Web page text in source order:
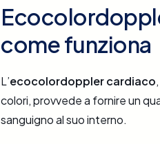
come funziona
L’ecocolordoppler cardiaco
colori, provvede a fornire un
sanguigno al suo interno.